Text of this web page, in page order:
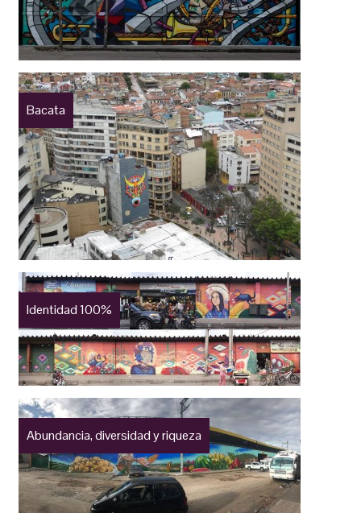
Bacata
Identidad 100%
Abundancia, diversidad y riqueza